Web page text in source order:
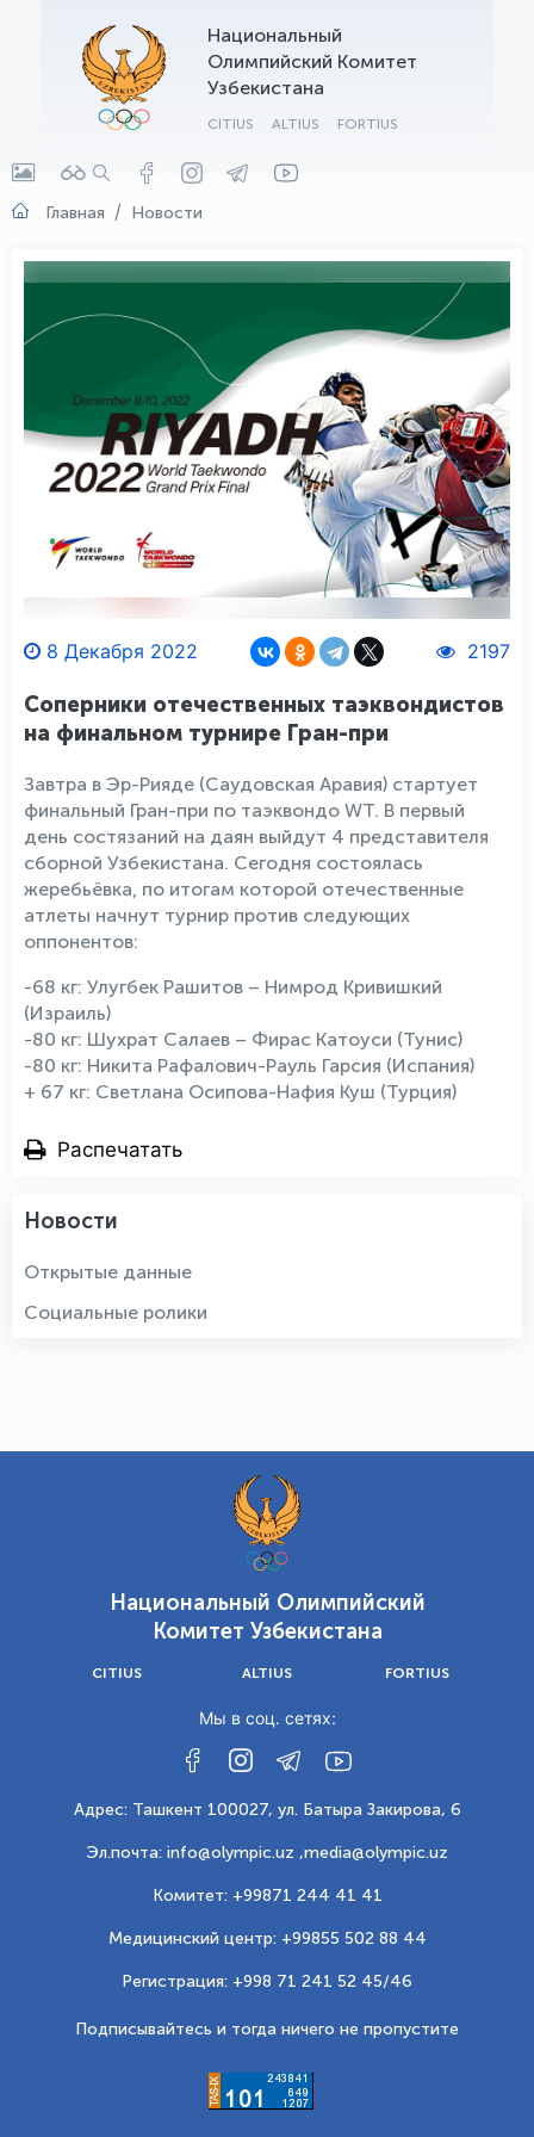
Национальный
Олимпийский Комитет
Узбекистана
CITIUS ALTIUS FORTIUS
Главная Новости
8 Декабря 2022 2197
Соперники отечественных таэквондистов
на финальном турнире Гран-при
Завтра в Эр-Рияде (Саудовская Аравия) стартует
финальный Гран-при по таэквондо WT. В первый
день состязаний на даян выйдут 4 представителя
сборной Узбекистана. Сегодня состоялась
жеребьёвка, по итогам которой отечественные
атлеты начнут турнир против следующих
оппонентов:
-68 кг: Улугбек Рашитов – Нимрод Кривишкий
(Израиль)
-80 кг: Шухрат Салаев – Фирас Катоуси (Тунис)
-80 кг: Никита Рафалович-Рауль Гарсия (Испания)
+ 67 кг: Светлана Осипова-Нафия Куш (Турция)
Распечатать
Новости
Открытые данные
Социальные ролики
Национальный Олимпийский
Комитет Узбекистана
CITIUS ALTIUS FORTIUS
Мы в соц. сетях:
Адрес: Ташкент 100027, ул. Батыра Закирова, 6
Эл.почта: info@olympic.uz ,media@olympic.uz
Комитет: +99871 244 41 41
Медицинский центр: +99855 502 88 44
Регистрация: +998 71 241 52 45/46
Подписывайтесь и тогда ничего не пропустите
OLYMPCHIK AI - yordamchi
Онлайн · olympic.uz